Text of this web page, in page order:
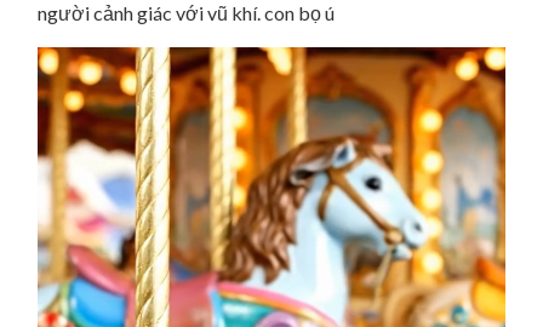
người cảnh giác với vũ khí. con bọ ú